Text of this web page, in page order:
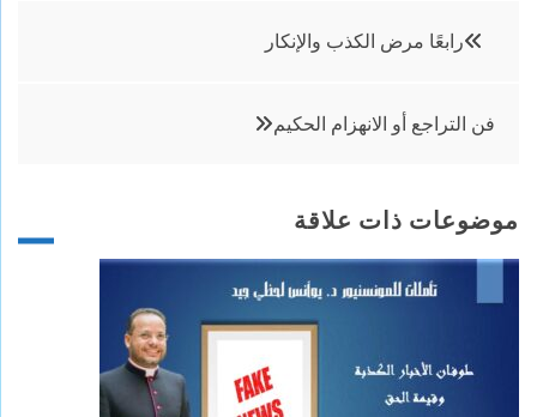
تصفّح
المقالات
رابعًا مرض الكذب والإنكار
فن التراجع أو الانهزام الحكيم
موضوعات ذات علاقة